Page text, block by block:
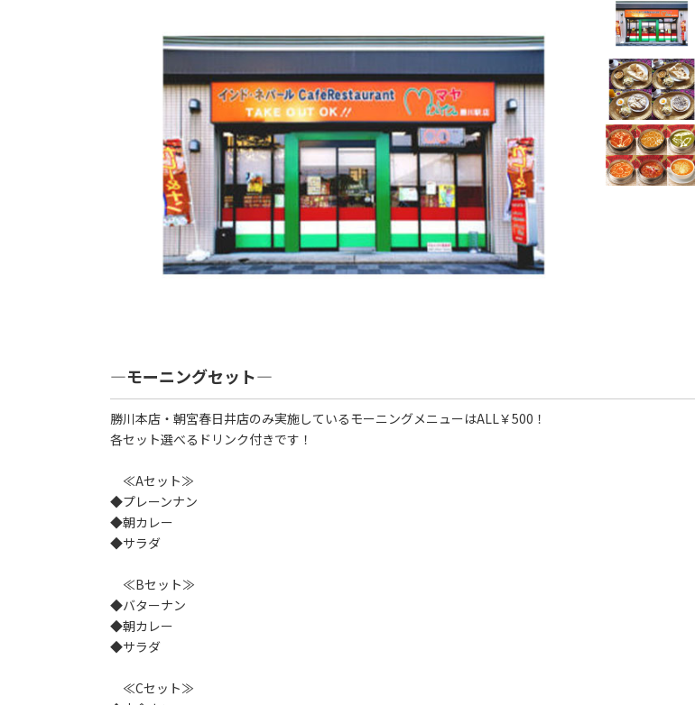
―モーニングセット―
勝川本店・朝宮春日井店のみ実施しているモーニングメニューはALL￥500！
各セット選べるドリンク付きです！
≪Aセット≫
◆プレーンナン
◆朝カレー
◆サラダ
≪Bセット≫
◆バターナン
◆朝カレー
◆サラダ
≪Cセット≫